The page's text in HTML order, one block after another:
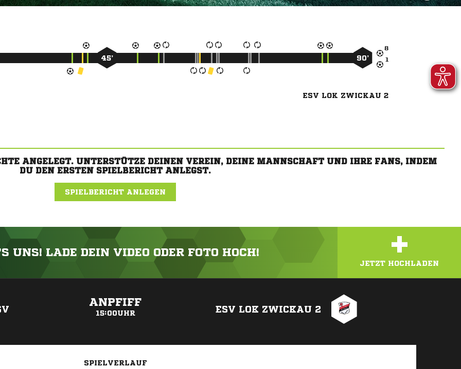


45’ 90’
ESV LOK ZWICKAU 2
ANGELEGT. UNTERSTÜTZE DEINEN VEREIN, DEINE MANNSCHAFT UND IHRE FANS, INDEM
DU DEN ERSTEN SPIELBERICHT ANLEGST.
SPIELBERICHT ANLEGEN
UNS! LADE DEIN VIDEO ODER FOTO HOCH! +
JETZT HOCHLADEN
ANPFIFF
15:00UHR ESV LOK ZWICKAU 2
SPIELVERLAUF